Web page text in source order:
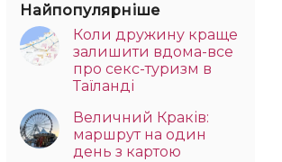
Найпопулярніше
Коли дружину краще
залишити вдома-все
про секс-туризм в
Таїланді
Величний Краків:
маршрут на один
день з картою